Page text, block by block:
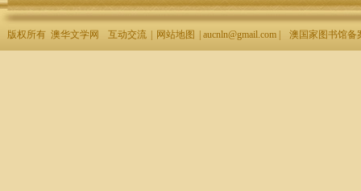
版权所有 澳华文学网 互动交流 网站地图 | aucnln@gmail.com | 澳国家图书馆备